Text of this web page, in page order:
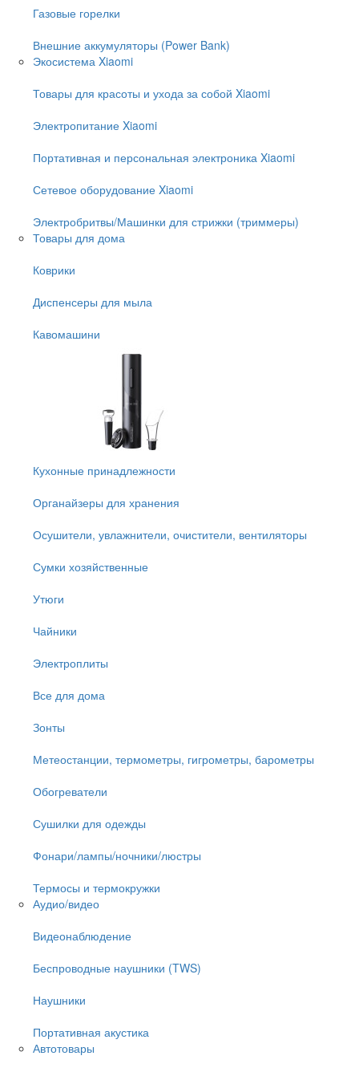
Газовые горелки
Внешние аккумуляторы (Power Bank)
Экосистема Xiaomi
Товары для красоты и ухода за собой Xiaomi
Электропитание Xiaomi
Портативная и персональная электроника Xiaomi
Сетевое оборудование Xiaomi
Электробритвы/Машинки для стрижки (триммеры)
Товары для дома
Коврики
Диспенсеры для мыла
Кавомашини
Кухонные принадлежности
Органайзеры для хранения
Осушители, увлажнители, очистители, вентиляторы
Сумки хозяйственные
Утюги
Чайники
Электроплиты
Все для дома
Зонты
Метеостанции, термометры, гигрометры, барометры
Обогреватели
Сушилки для одежды
Фонари/лампы/ночники/люстры
Термосы и термокружки
Аудио/видео
Видеонаблюдение
Беспроводные наушники (TWS)
Наушники
Портативная акустика
Автотовары